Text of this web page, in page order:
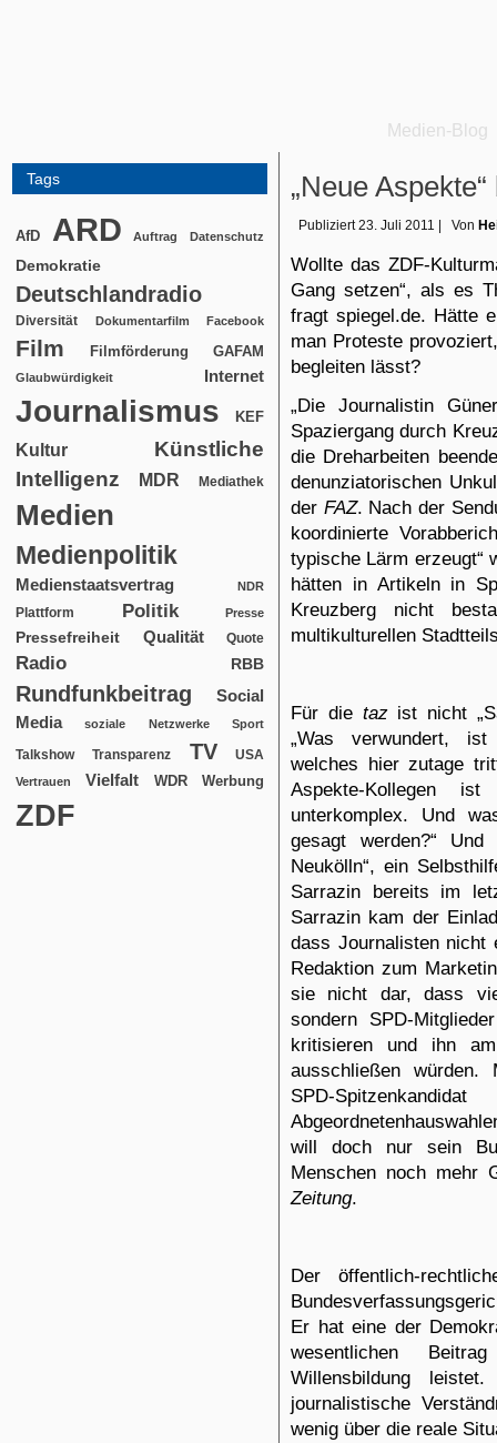
Medien-Blog
Tags
AfD ARD Auftrag Datenschutz
Demokratie
Deutschlandradio
Diversität Dokumentarfilm Facebook
Film Filmförderung GAFAM
Glaubwürdigkeit Internet
Journalismus KEF
Kultur
Künstliche
Intelligenz
MDR Mediathek
Medien
Medienpolitik
Medienstaatsvertrag NDR
Plattform Politik Presse
Pressefreiheit Qualität Quote
Radio RBB
Rundfunkbeitrag
Social
Media
soziale Netzwerke Sport
Talkshow Transparenz TV USA
Vertrauen Vielfalt WDR Werbung
ZDF
„Neue
Publiziert 23. Juli 2011 Von
Wollte das ZDF-
Gang setzen“, als es
fragt spiegel.de. Hätte
man Proteste
begleiten lässt?
„Die Journalistin
Spaziergang durch
die Dreharbeiten
denunziatorischen
der FAZ. Nach der
koordinierte
typische Lärm erzeugt“
hätten in Artikeln in
Kreuzberg nicht
multikulturellen
Für die taz ist nicht „
„Was verwundert, ist
welches hier zutage
Aspekte-Kollegen
unterkomplex. Und
gesagt werden?“
Neukölln“, ein
Sarrazin bereits im
Sarrazin kam der
dass Journalisten nicht
Redaktion zum
sie nicht dar,dass
sondern SPD-
kritisieren und ihn
ausschließen würden.
SPD-
will doch nur sein
Menschen noch mehr
Zeitung.
Der öffentlich-
Er hat eine der
wesentlichen
Willensbildung
journalistische
wenig über die reale